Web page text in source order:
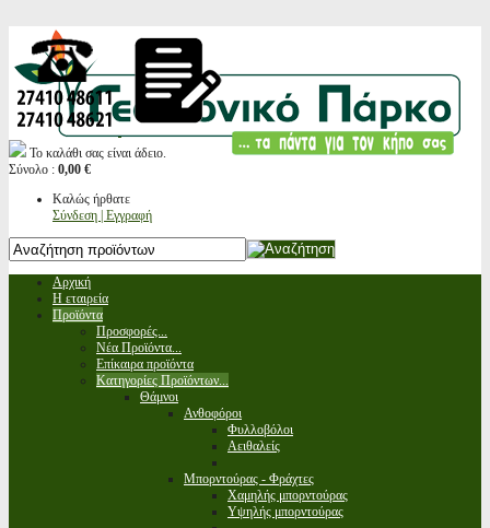
Το καλάθι σας είναι άδειο.
Σύνολο : 0,00 €
Καλώς ήρθατε
Σύνδεση | Εγγραφή
Αρχική
Η εταιρεία
Προϊόντα
Προσφορές...
Νέα Προϊόντα...
Επίκαιρα προϊόντα
Κατηγορίες Προϊόντων...
Θάμνοι
Ανθοφόροι
Φυλλοβόλοι
Αειθαλείς
Μπορντούρας - Φράχτες
Χαμηλής μπορντούρας
Υψηλής μπορντούρας